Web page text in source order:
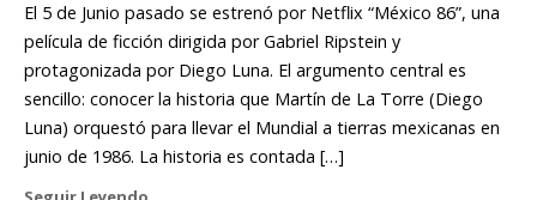
El 5 de Junio pasado se estrenó por Netflix “México 86”, una
película de ficción dirigida por Gabriel Ripstein y
protagonizada por Diego Luna. El argumento central es
sencillo: conocer la historia que Martín de La Torre (Diego
Luna) orquestó para llevar el Mundial a tierras mexicanas en
junio de 1986. La historia es contada […]